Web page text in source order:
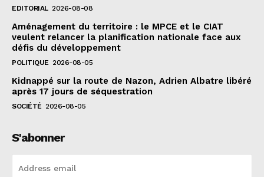
EDITORIAL 2026-08-08
Aménagement du territoire : le MPCE et le CIAT
veulent relancer la planification nationale face aux
défis du développement
POLITIQUE 2026-08-05
Kidnappé sur la route de Nazon, Adrien Albatre libéré
après 17 jours de séquestration
SOCIÉTÉ 2026-08-05
S'abonner